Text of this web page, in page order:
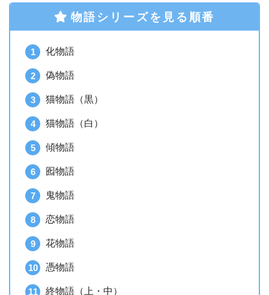
物語シリーズを見る順番
化物語
偽物語
猫物語（黒）
猫物語（白）
傾物語
囮物語
鬼物語
恋物語
花物語
憑物語
終物語（上・中）